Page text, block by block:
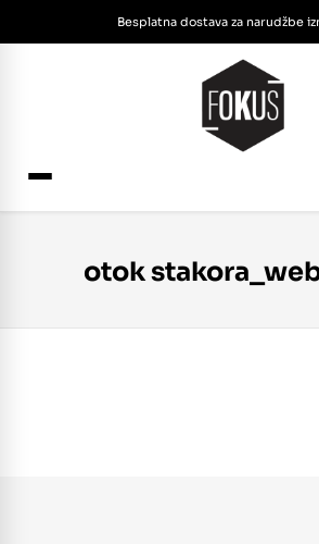
Besplatna dostava za narudžbe
otok